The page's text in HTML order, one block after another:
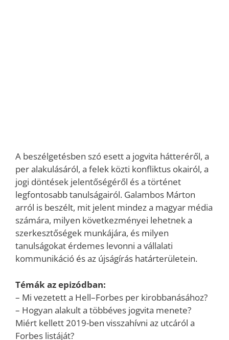
A beszélgetésben szó esett a jogvita hátteréről, a
per alakulásáról, a felek közti konfliktus okairól, a
jogi döntések jelentőségéről és a történet
legfontosabb tanulságairól. Galambos Márton
arról is beszélt, mit jelent mindez a magyar média
számára, milyen következményei lehetnek a
szerkesztőségek munkájára, és milyen
tanulságokat érdemes levonni a vállalati
kommunikáció és az újságírás határterületein.
Témák az epizódban:
– Mi vezetett a Hell–Forbes per kirobbanásához?
– Hogyan alakult a többéves jogvita menete?
Miért kellett 2019-ben visszahívni az utcáról a
Forbes listáját?